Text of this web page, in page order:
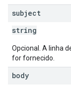
subject
string
Opcional. A linha
for fornecido.
body